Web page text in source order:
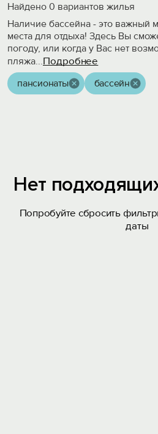
Найдено 0 вариантов жилья
Наличие бассейна - это важный
места для отдыха! Здесь Вы
погоду, или когда у Вас нет
пляжа...Подробнее
пансионаты бассейн
Нет
Попробуйте сбросить
даты